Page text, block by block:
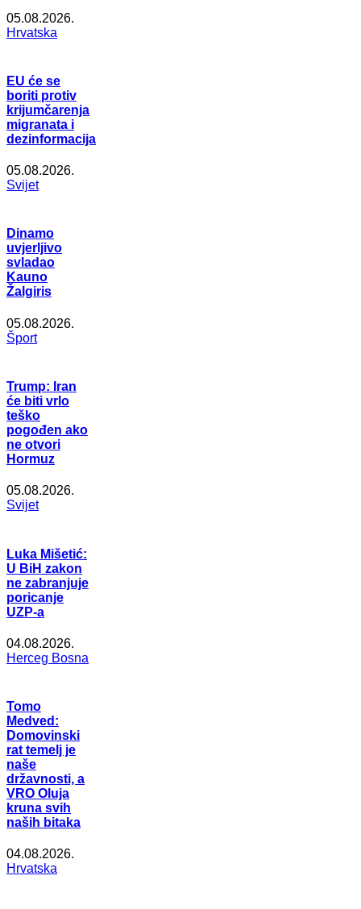
05.08.2026.
Hrvatska
EU će se
boriti protiv
krijumčarenja
migranata i
dezinformacija
05.08.2026.
Svijet
Dinamo
uvjerljivo
svladao
Kauno
Žalgiris
05.08.2026.
Šport
Trump: Iran
će biti vrlo
teško
pogođen ako
ne otvori
Hormuz
05.08.2026.
Svijet
Luka Mišetić:
U BiH zakon
ne zabranjuje
poricanje
UZP-a
04.08.2026.
Herceg Bosna
Tomo
Medved:
Domovinski
rat temelj je
naše
državnosti, a
VRO Oluja
kruna svih
naših bitaka
04.08.2026.
Hrvatska